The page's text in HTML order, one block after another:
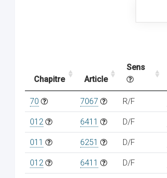
Chapitre Article
Sens
70 7067 R/F
012 6411 D/F
011 6251 D/F
012 6411 D/F